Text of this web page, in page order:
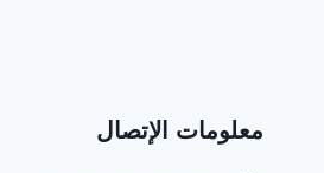
معلومات الإتصال